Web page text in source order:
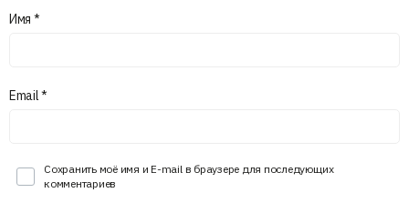
Имя *
Email*
Сохранить моё имя и E-mail в браузере для последующих
комментариев